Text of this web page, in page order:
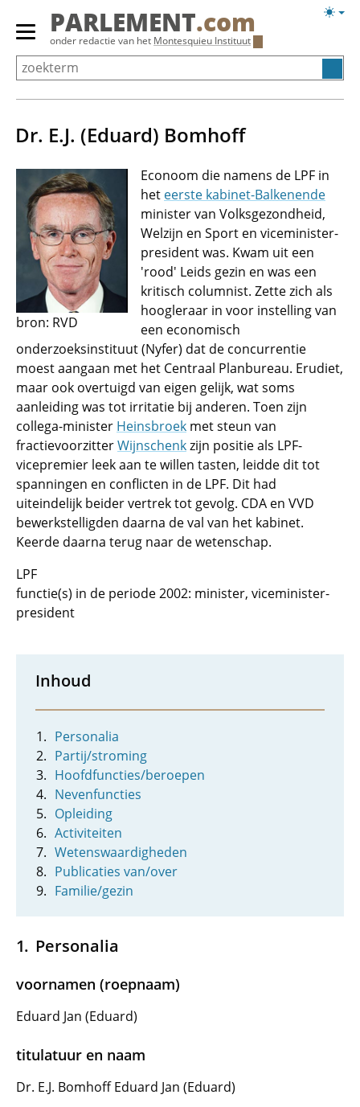
Overslaan
Primair
menu
tonen/verbergen
PARLEMENT.com
onder redactie van het Montesquieu Instituut
Dr. E.J. (Eduard) Bomhoff
bron: RVD
Econoom die namens de LPF in
het eerste kabinet-Balkenende
minister van Volksgezondheid,
Welzijn en Sport en viceminister-
president was. Kwam uit een
'rood' Leids gezin en was een
kritisch columnist. Zette zich als
hoogleraar in voor instelling van
een economisch
onderzoeksinstituut (Nyfer) dat de concurrentie
moest aangaan met het Centraal Planbureau. Erudiet,
maar ook overtuigd van eigen gelijk, wat soms
aanleiding was tot irritatie bij anderen. Toen zijn
collega-minister Heinsbroek met steun van
fractievoorzitterWijnschenkzijn positie als LPF-
vicepremier leek aan te willen tasten, leidde dit tot
spanningen en conflicten in de LPF. Dit had
uiteindelijk beider vertrek tot gevolg. CDA en VVD
bewerkstelligden daarna de val van het kabinet.
Keerde daarna terug naar de wetenschap.
LPF
functie(s) in de periode 2002: minister, viceminister-
president
Inhoud
Personalia
Partij/stroming
Hoofdfuncties/beroepen
Nevenfuncties
Opleiding
Activiteiten
Wetenswaardigheden
Publicaties van/over
Familie/gezin
Personalia
voornamen (roepnaam)
Eduard Jan (Eduard)
titulatuur en naam
Dr. E.J. Bomhoff Eduard Jan (Eduard)